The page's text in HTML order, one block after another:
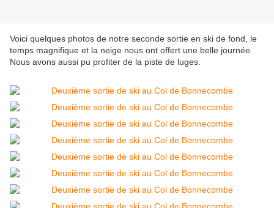
Voici quelques photos de notre seconde sortie en ski de fond, le
temps magnifique et la neige nous ont offert une belle journée.
Nous avons aussi pu profiter de la piste de luges.